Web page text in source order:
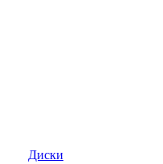
Диски